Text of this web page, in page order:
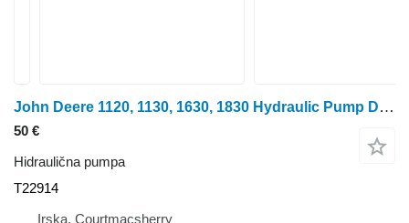
John Deere 1120, 1130, 1630, 1830 Hydraulic Pump Drive Shaft Coupler T22914 hidraulična pumpa za traktora točkaša
50 €
Hidraulična pumpa
T22914
Irska, Courtmacsherry